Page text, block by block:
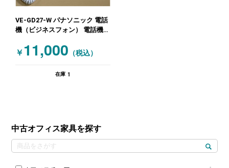
中古オフィス家具を探す
VE-GD27-W パナソニック 電話
機（ビジネスフォン） 電話機
￥ 11,000 （税込）
在庫 1